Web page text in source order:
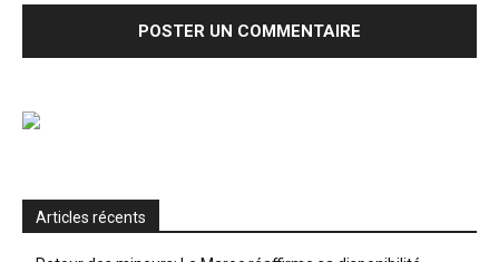
Articles récents